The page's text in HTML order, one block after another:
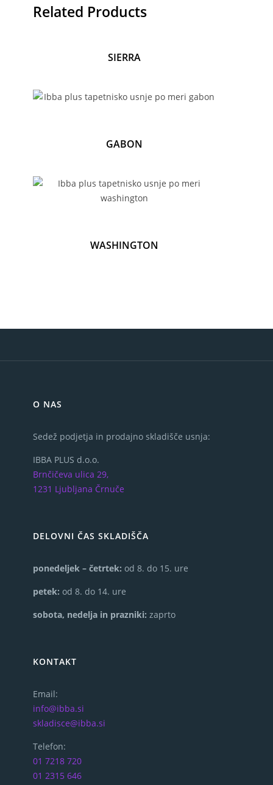
Related Products
SIERRA
GABON
WASHINGTON
O NAS
Sedež podjetja in prodajno skladišče usnja:
IBBA PLUS d.o.o.
Brnčičeva ulica 29,
1231 Ljubljana Črnuče
DELOVNI ČAS SKLADIŠČA
ponedeljek – četrtek: od 8. do 15. ure
petek: od 8. do 14. ure
sobota, nedelja in prazniki: zaprto
KONTAKT
Email:
info@ibba.si
skladisce@ibba.si
Telefon:
01 7218 720
01 2315 646